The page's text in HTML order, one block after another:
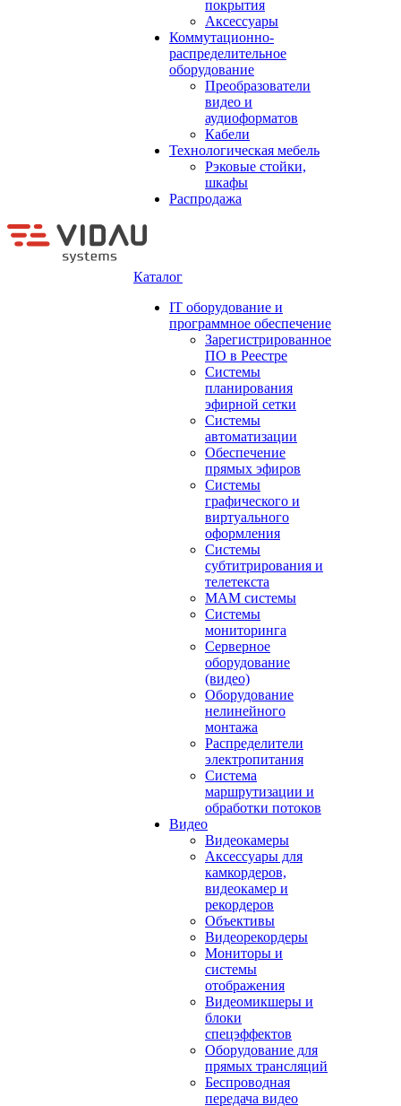
покрытия
Аксессуары
Коммутационно-
распределительное
оборудование
Преобразователи
видео и
аудиоформатов
Кабели
Технологическая мебель
Рэковые стойки,
шкафы
Распродажа
Каталог
IT оборудование и
программное обеспечение
Зарегистрированное
ПО в Реестре
Системы
планирования
эфирной сетки
Системы
автоматизации
Обеспечение
прямых эфиров
Системы
графического и
виртуального
оформления
Системы
субтитрирования и
телетекста
MAM системы
Системы
мониторинга
Серверное
оборудование
(видео)
Оборудование
нелинейного
монтажа
Распределители
электропитания
Система
маршрутизации и
обработки потоков
Видео
Видеокамеры
Аксессуары для
камкордеров,
видеокамер и
рекордеров
Объективы
Видеорекордеры
Мониторы и
системы
отображения
Видеомикшеры и
блоки
спецэффектов
Оборудование для
прямых трансляций
Беспроводная
передача видео